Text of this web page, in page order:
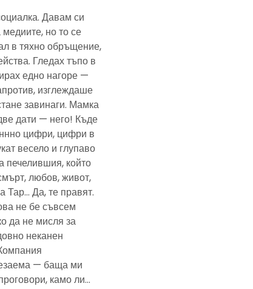
Давам си
но то се
в тяхно обръщение,
Гледах тъпо в
едно нагоре —
изглеждаше
завинаги. Мамка
дати — него! Къде
цифри, цифри в
весело и глупаво
печелившия, който
любов, живот,
Тар… Да, те правят.
не бе съвсем
да не мисля за
неканен
— баща ми
камо ли…